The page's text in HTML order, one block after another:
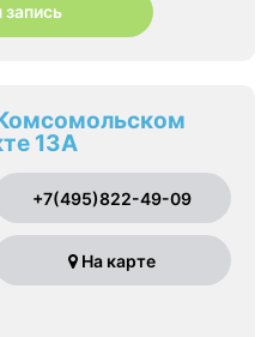
запись
13А
+7(495)822-49-09
На карте